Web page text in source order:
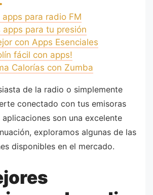
para radio FM
apps para tu presión
con Apps Esenciales
fácil con apps!
Calorías con Zumba
de la radio o simplemente
conectado con tus emisoras
son una excelente
exploramos algunas de las
disponibles en el mercado.